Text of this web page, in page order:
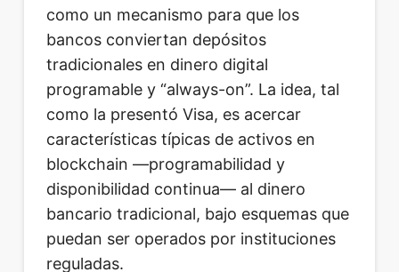
como un mecanismo para que los
bancos conviertan depósitos
tradicionales en dinero digital
programable y “always-on”. La idea, tal
como la presentó Visa, es acercar
características típicas de activos en
blockchain —programabilidad y
disponibilidad continua— al dinero
bancario tradicional, bajo esquemas que
puedan ser operados por instituciones
reguladas.